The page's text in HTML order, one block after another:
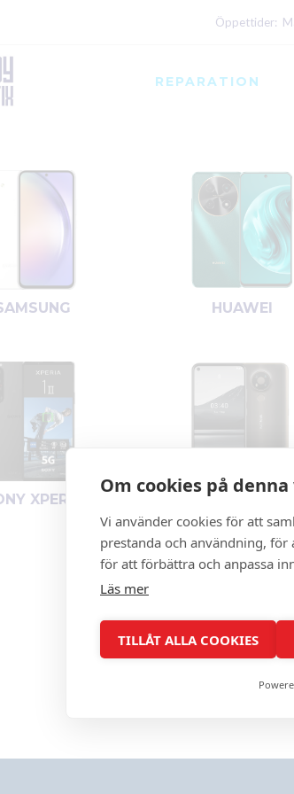
Öppettider:
REPARATION
HUAWEI
XPERIA
Om cookies på
Vi använder cookies för att
prestanda och användning,
för att förbättra och anpassa
Läs mer
TILLÅT ALLA COOKIES